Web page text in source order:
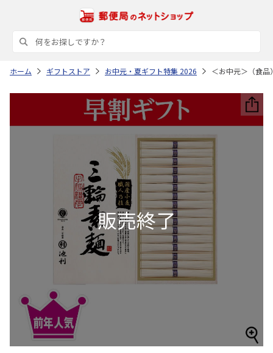
ホーム ギフトストア お中元・夏ギフト特集 2026 ＜お中元＞（食